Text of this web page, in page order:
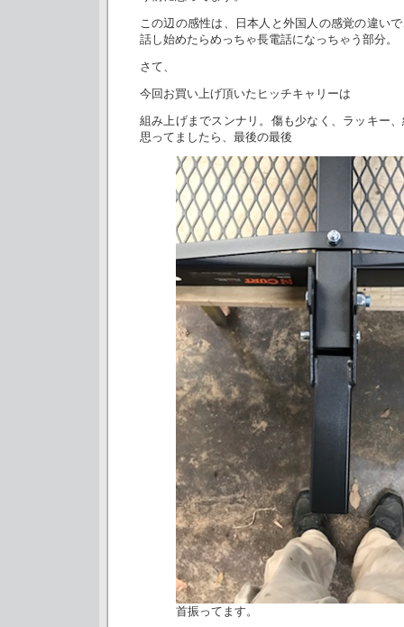
この辺の感性は、日本人と外国人の感覚の違い
話し始めたらめっちゃ長電話になっちゃう部分。
さて、
今回お買い上げ頂いたヒッチキャリーは
組み上げまでスンナリ。傷も少なく、ラッキー
思ってましたら、最後の最後
首振ってます。